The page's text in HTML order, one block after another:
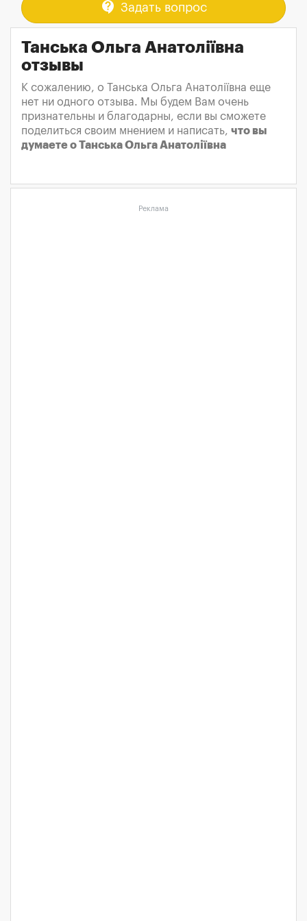
contact_support Задать вопрос
Танська Ольга Анатоліївна
отзывы
К сожалению, о Танська Ольга Анатоліївна еще
нет ни одного отзыва. Мы будем Вам очень
признательны и благодарны, если вы сможете
поделиться своим мнением и написать, что вы
думаете о Танська Ольга Анатоліївна
Реклама